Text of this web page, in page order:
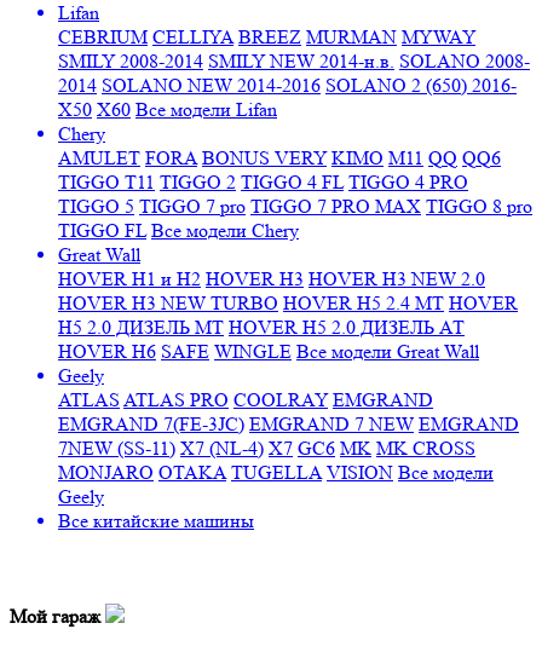
Lifan
CEBRIUM CELLIYA BREEZ MURMAN MYWAY
SMILY 2008-2014 SMILY NEW 2014-н.в. SOLANO 2008-
2014 SOLANO NEW 2014-2016 SOLANO 2 (650) 2016-
X50 X60 Все модели Lifan
Chery
AMULET FORA BONUS VERY KIMO M11 QQ QQ6
TIGGO T11 TIGGO 2 TIGGO 4 FL TIGGO 4 PRO
TIGGO 5 TIGGO 7 pro TIGGO 7 PRO MAX TIGGO 8 pro
TIGGO FL Все модели Chery
Great Wall
HOVER H1 и H2 HOVER H3 HOVER H3 NEW 2.0
HOVER H3 NEW TURBO HOVER H5 2.4 МТ HOVER
H5 2.0 ДИЗЕЛЬ МТ HOVER H5 2.0 ДИЗЕЛЬ АТ
HOVER H6 SAFE WINGLE Все модели Great Wall
Geely
ATLAS ATLAS PRO COOLRAY EMGRAND
EMGRAND 7(FE-3JC) EMGRAND 7 NEW EMGRAND
7NEW (SS-11) X7 (NL-4) X7 GC6 MK MK CROSS
MONJARO OTAKA TUGELLA VISION Все модели
Geely
Все китайские машины
Мой гараж